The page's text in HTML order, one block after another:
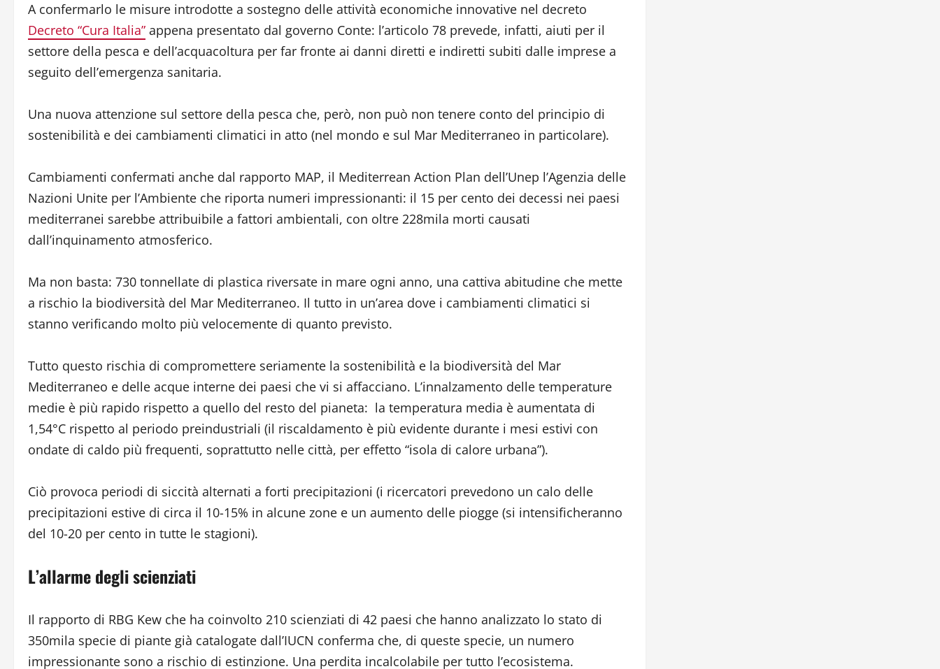
A confermarlo le misure introdotte a sostegno delle attività economiche innovative nel decreto
Decreto “Cura Italia” appena presentato dal governo Conte: l’articolo 78 prevede, infatti, aiuti per il
settore della pesca e dell’acquacoltura per far fronte ai danni diretti e indiretti subiti dalle imprese a
seguito dell’emergenza sanitaria.
Una nuova attenzione sul settore della pesca che, però, non può non tenere conto del principio di
sostenibilità e dei cambiamenti climatici in atto (nel mondo e sul Mar Mediterraneo in particolare).
Cambiamenti confermati anche dal rapporto MAP, il Mediterrean Action Plan dell’Unep l’Agenzia delle
Nazioni Unite per l’Ambiente che riporta numeri impressionanti: il 15 per cento dei decessi nei paesi
mediterranei sarebbe attribuibile a fattori ambientali, con oltre 228mila morti causati
dall’inquinamento atmosferico.
Ma non basta: 730 tonnellate di plastica riversate in mare ogni anno, una cattiva abitudine che mette
a rischio la biodiversità del Mar Mediterraneo. Il tutto in un’area dove i cambiamenti climatici si
stanno verificando molto più velocemente di quanto previsto.
Tutto questo rischia di compromettere seriamente la sostenibilità e la biodiversità del Mar
Mediterraneo e delle acque interne dei paesi che vi si affacciano. L’innalzamento delle temperature
medie è più rapido rispetto a quello del resto del pianeta: la temperatura media è aumentata di
1,54°C rispetto al periodo preindustriali (il riscaldamento è più evidente durante i mesi estivi con
ondate di caldo più frequenti, soprattutto nelle città, per effetto “isola di calore urbana”).
Ciò provoca periodi di siccità alternati a forti precipitazioni (i ricercatori prevedono un calo delle
precipitazioni estive di circa il 10-15% in alcune zone e un aumento delle piogge (si intensificheranno
del 10-20 per cento in tutte le stagioni).
L’allarme degli scienziati
Il rapporto di RBG Kew che ha coinvolto 210 scienziati di 42 paesi che hanno analizzato lo stato di
350mila specie di piante già catalogate dall’IUCN conferma che, di queste specie, un numero
impressionante sono a rischio di estinzione. Una perdita incalcolabile per tutto l’ecosistema.